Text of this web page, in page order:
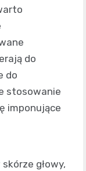
do
do
stosowanie
imponujące
głowy,